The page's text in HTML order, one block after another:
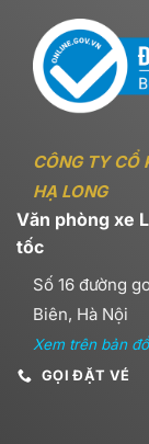
CÔNG TY CỔ
HẠ LONG
Văn phòng xe
tốc
Số 16 đường
Biên, Hà Nội
Xem trên bản đồ
GỌI ĐẶT VÉ